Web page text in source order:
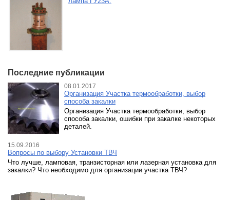
Последние публикации
08.01.2017
Организация Участка термообработки, выбор
способа закалки
Организация Участка термообработки, выбор
способа закалки, ошибки при закалке некоторых
деталей.
15.09.2016
Вопросы по выбору Установки ТВЧ
Что лучше, ламповая, транзисторная или лазерная установка для
закалки? Что необходимо для организации участка ТВЧ?